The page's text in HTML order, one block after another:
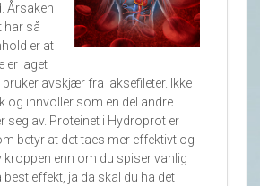
Årsaken
har så
er at
er laget
bruker avskjær fra laksefileter. Ikke
og innvoller som en del andre
seg av. Proteinet i Hydroprot er
betyr at det taes mer effektivt og
kroppen enn om du spiser vanlig
best effekt, ja da skal du ha det